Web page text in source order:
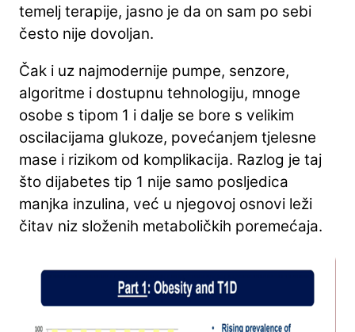
temelj terapije, jasno je da on sam po sebi
često nije dovoljan.
Čak i uz najmodernije pumpe, senzore,
algoritme i dostupnu tehnologiju, mnoge
osobe s tipom 1 i dalje se bore s velikim
oscilacijama glukoze, povećanjem tjelesne
mase i rizikom od komplikacija. Razlog je taj
što dijabetes tip 1 nije samo posljedica
manjka inzulina, već u njegovoj osnovi leži
čitav niz složenih metaboličkih poremećaja.